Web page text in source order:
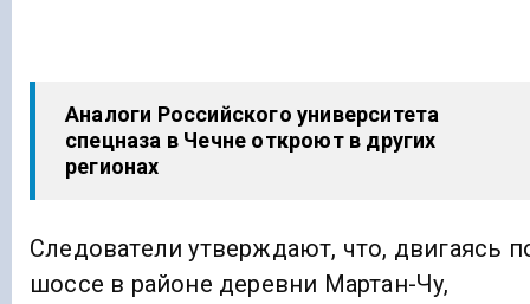
Аналоги Российского университета
спецназа в Чечне откроют в других
регионах
Следователи утверждают, что, двигаясь
шоссе в районе деревни Мартан-Чу,